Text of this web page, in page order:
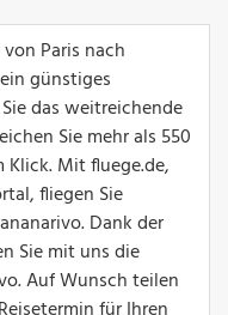
Paris nach
günstiges
das weitreichende
Sie mehr als 550
Mit fluege.de,
fliegen Sie
Dank der
Sie mit uns die
Auf Wunsch teilen